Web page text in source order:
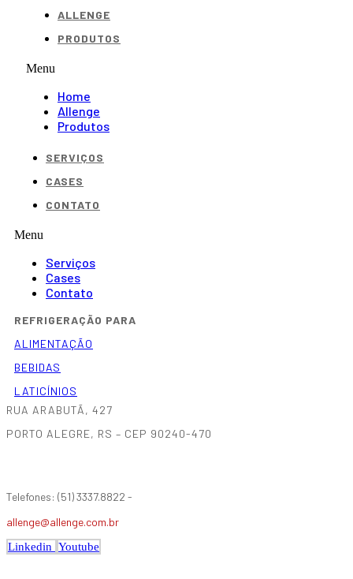
ALLENGE
PRODUTOS
Menu
Home
Allenge
Produtos
SERVIÇOS
CASES
CONTATO
Menu
Serviços
Cases
Contato
REFRIGERAÇÃO PARA
ALIMENTAÇÃO
BEBIDAS
LATICÍNIOS
RUA ARABUTÃ, 427
PORTO ALEGRE, RS – CEP 90240-470
Telefones: (51) 3337.8822 -
allenge@allenge.com.br
Linkedin Youtube